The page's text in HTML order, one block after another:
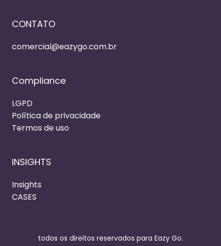
CONTATO
comercial@eazygo.com.br
Compliance
LGPD
Política de privacidade
Termos de uso
INSIGHTS
Insights
CASES
todos os direitos reservados para Eazy Go.